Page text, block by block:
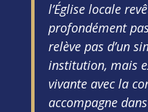
l’Église locale
profondément
relève pas d’un
institution, mais
vivante avec la
accompagne